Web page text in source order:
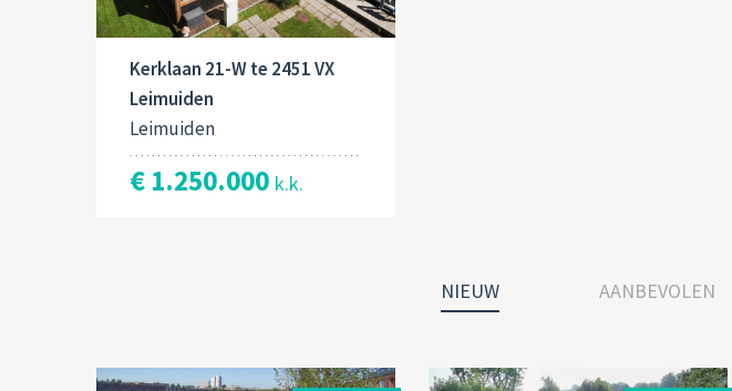
Kerklaan 21-W te 2451 VX
Leimuiden
Leimuiden
€ 1.250.000 k.k.
NIEUW AANBEVOLEN